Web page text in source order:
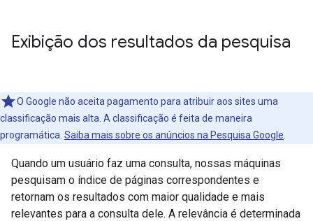
Exibição dos resultados da pesquisa
O Google não aceita pagamento para atribuir aos sites uma
classificação mais alta. A classificação é feita de maneira
programática. Saiba mais sobre os anúncios na Pesquisa Google
Quando um usuário faz uma consulta, nossas máquinas
pesquisam o índice de páginas correspondentes e
retornam os resultados com maior qualidade e mais
relevantes para a consulta dele. A relevância é determinada